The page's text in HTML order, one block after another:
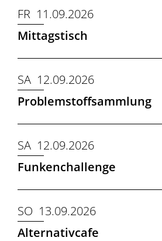
FR 11.09.2026
Mittagstisch
SA 12.09.2026
Problemstoffsammlung
SA 12.09.2026
Funkenchallenge
SO 13.09.2026
Alternativcafe